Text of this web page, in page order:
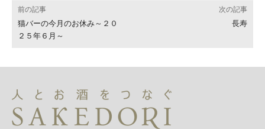
前の記事
猫バーの今月のお休み～２０
２５年６月～
次の記事
長寿